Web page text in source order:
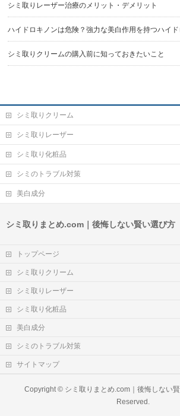
シミ取りレーザー治療のメリット・デメリット
ハイドロキノンは危険？強力な美白作用を持つハイ
シミ取りクリームの購入前に知っておきたいこと
シミ取りクリーム
シミ取りレーザー
シミ取り化粧品
シミのトラブル対策
美白成分
シミ取りまとめ.com｜後悔しない賢い選び方
トップページ
シミ取りクリーム
シミ取りレーザー
シミ取り化粧品
美白成分
シミのトラブル対策
サイトマップ
Copyright © シミ取りまとめ.com｜後悔しない
Reserved.